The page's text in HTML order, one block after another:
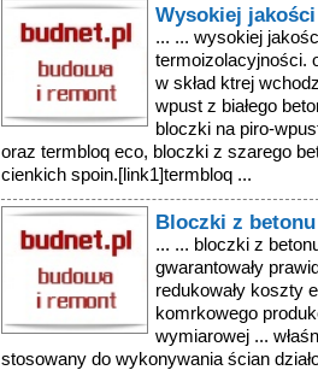
Wysokiej
... ... wysokiej
termoizolacyjności.
w skład ktrej
wpust z białego
bloczki na piro-
oraz termbloq eco, bloczki z szarego
cienkich spoin.[link1]termbloq ...
Bloczki z
... ... bloczki z
gwarantowały
redukowały koszty
komrkowego
wymiarowej ...
stosowany do wykonywania ścian